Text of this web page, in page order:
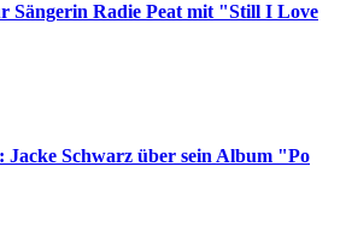
Sängerin Radie Peat mit "Still I Love
Schwarz über sein Album "Po